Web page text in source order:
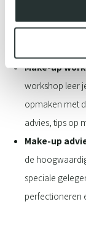
resultaten
is naar
before-you-
Make-up
workshop leer
opmaken met
advies, tips op
Make-up
de
speciale
perfectioneren